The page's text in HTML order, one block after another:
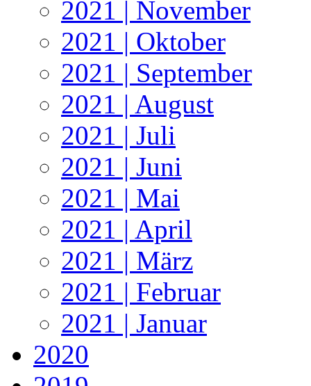
2021 | November
2021 | Oktober
2021 | September
2021 | August
2021 | Juli
2021 | Juni
2021 | Mai
2021 | April
2021 | März
2021 | Februar
2021 | Januar
2020